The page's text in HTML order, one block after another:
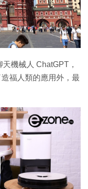
機械人 ChatGPT，
福人類的應用外，最